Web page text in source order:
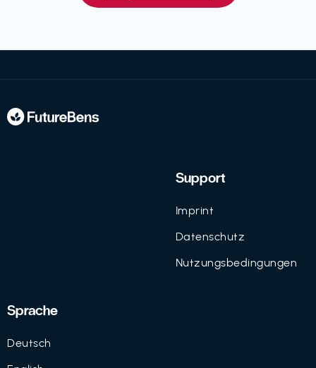
Support
Imprint
Datenschutz
Nutzungsbedingungen
Sprache
Deutsch